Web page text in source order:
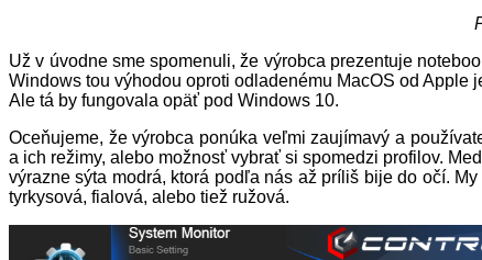
Už v úvodne sme spomenuli, že výrobca prezentuje
Windows tou výhodou oproti odladenému MacOS od Apple
Ale tá by fungovala opäť pod Windows 10.
Oceňujeme, že výrobca ponúka veľmi zaujímavý a
a ich režimy, alebo možnosť vybrať si spomedzi profilov.
výrazne sýta modrá, ktorá podľa nás až príliš bije do očí.
tyrkysová, fialová, alebo tiež ružová.